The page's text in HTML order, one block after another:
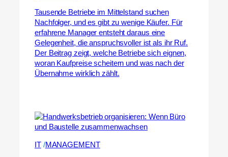
Tausende Betriebe im Mittelstand suchen
Nachfolger, und es gibt zu wenige Käufer. Für
erfahrene Manager entsteht daraus eine
Gelegenheit, die anspruchsvoller ist als ihr Ruf.
Der Beitrag zeigt, welche Betriebe sich eignen,
woran Kaufpreise scheitern und was nach der
Übernahme wirklich zählt.
IT /MANAGEMENT